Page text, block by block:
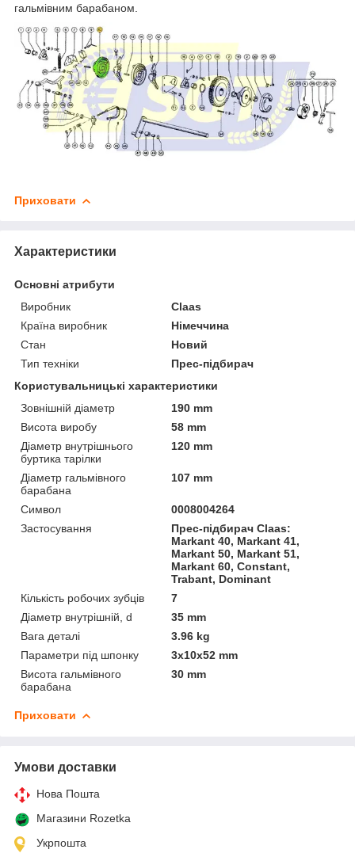
гальмівним барабаном.
Приховати
Характеристики
Основні атрибути
Виробник
Claas
Країна виробник
Німеччина
Стан
Новий
Тип техніки
Прес-підбирач
Користувальницькі характеристики
Зовнішній діаметр
190 mm
Висота виробу
58 mm
Діаметр внутрішнього
буртика тарілки
120 mm
Діаметр гальмівного
барабана
107 mm
Символ
0008004264
Застосування
Прес-підбирач Claas:
Markant 40, Markant 41,
Markant 50, Markant 51,
Markant 60, Constant,
Trabant, Dominant
Кількість робочих зубців
7
Діаметр внутрішній, d
35 mm
Вага деталі
3.96 kg
Параметри під шпонку
3х10х52 mm
Висота гальмівного
барабана
30 mm
Приховати
Умови доставки
Нова Пошта
Магазини Rozetka
Укрпошта